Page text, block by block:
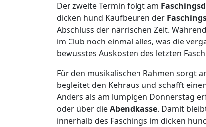
Der zweite Termin folgt am
dicken hund Kaufbeuren der
Abschluss der närrischen Zeit.
im Club noch einmal alles, was die
bewusstes Auskosten des letzten
Für den musikalischen Rahmen sorgt
begleitet den Kehraus und schafft
Anders als am lumpigen Donnerstag
oder über dieAbendkasse. Damit
innerhalb des Faschings im dicken